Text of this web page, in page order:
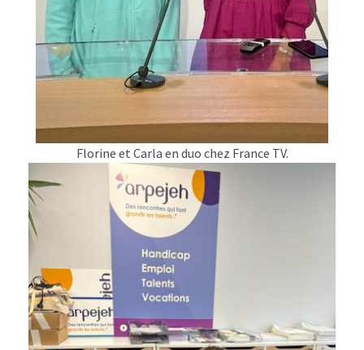
Florine et Carla en duo chez France TV.